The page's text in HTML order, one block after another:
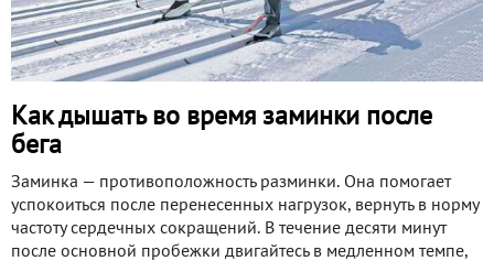
Как дышать во время заминки после
бега
Заминка — противоположность разминки. Она помогает
успокоиться после перенесенных нагрузок, вернуть в норму
частоту сердечных сокращений. В течение десяти минут
после основной пробежки двигайтесь в медленном темпе,